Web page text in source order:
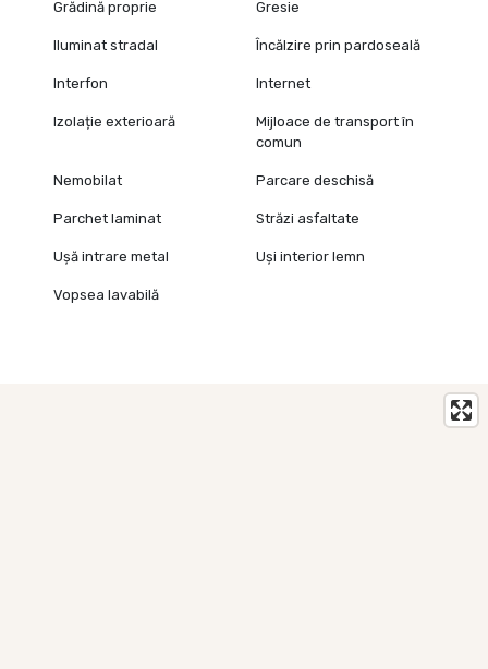
Grădină proprie Gresie
Iluminat stradal Încălzire prin pardoseală
Interfon Internet
Izolație exterioară
Mijloace de transport în
comun
Nemobilat Parcare deschisă
Parchet laminat Străzi asfaltate
Ușă intrare metal Uși interior lemn
Vopsea lavabilă